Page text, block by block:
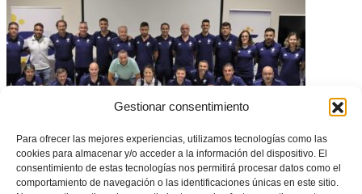
Gestionar consentimiento
Para ofrecer las mejores experiencias, utilizamos tecnologías como las
cookies para almacenar y/o acceder a la información del dispositivo. El
consentimiento de estas tecnologías nos permitirá procesar datos como el
comportamiento de navegación o las identificaciones únicas en este sitio.
Jornada de convivencia del cuerpo técnico de las Selecciones
Valencianas en Bétera